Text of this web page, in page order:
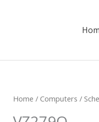
Home / Computers /